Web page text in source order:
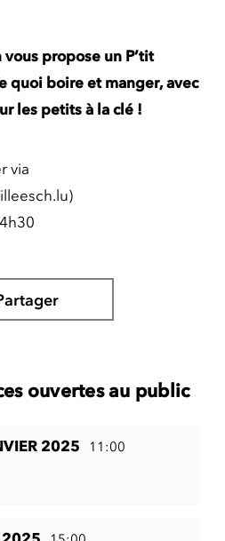
propose un P’tit
quoi boire et manger, avec
les petits à la clé !
via
ouvertes au public
2025 11:00